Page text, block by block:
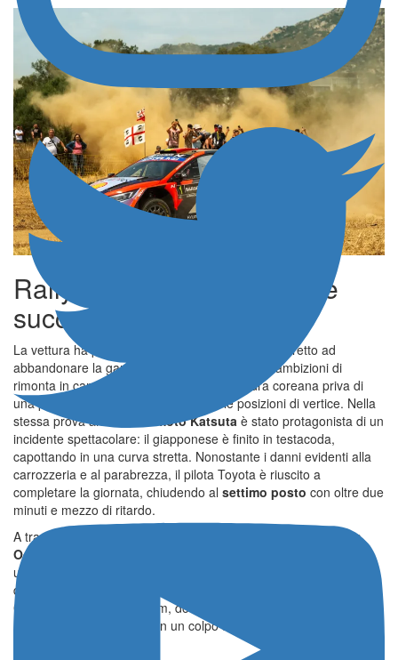
Rally Italia Sardegna, cos’è
successo ieri
La vettura ha perso la ruota e il belga è stato costretto ad
abbandonare la gara, compromettendo le sue ambizioni di
rimonta in campionato e lasciando la squadra coreana priva di
una pedina importante nella lotta per le posizioni di vertice. Nella
stessa prova anche
Takamoto Katsuta è stato protagonista di un
incidente spettacolare: il giapponese è finito in testacoda,
capottando in una curva stretta. Nonostante i danni evidenti alla
carrozzeria e al parabrezza, il pilota Toyota è riuscito a
completare la giornata, chiudendo al settimo posto con oltre due
minuti e mezzo di ritardo.
A trarre vantaggio dai numerosi errori altrui è stato
Sébastien
Ogier
una rimonta che lo ha riportato in testa alla classifica. Il sorpasso
decisivo è avvenuto nella speciale più lunga della giornata, la
Conchedda 1
da 27,95 km, dove il francese ha fatto registrare il
miglior tempo superando in un colpo solo